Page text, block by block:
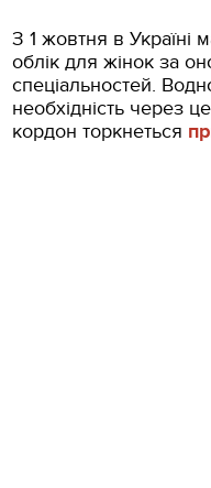
З 1 жовтня в Україні
облік для жінок за
спеціальностей.
необхідність через
кордон торкнеться